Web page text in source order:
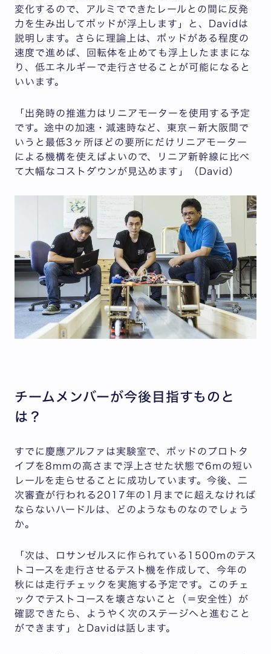
変化するので、アルミでできたレールとの間に反発
力を生み出してポッドが浮上します」と、Davidは
説明します。さらに理論上は、ポッドがある程度の
速度で進めば、回転体を止めても浮上したままにな
り、低エネルギーで走行させることが可能になると
いいます。
「出発時の推進力はリニアモーターを使用する予定
です。途中の加速・減速時など、東京－新大阪間で
いうと最低3ヶ所ほどの要所にだけリニアモーター
による機構を使えばよいので、リニア新幹線に比べ
て大幅なコストダウンが見込めます」（David）
チームメンバーが今後目指すものと
は？
すでに慶應アルファは実験室で、ポッドのプロトタ
イプを8mmの高さまで浮上させた状態で6mの短い
レールを走らせることに成功しています。今後、二
次審査が行われる2017年の1月までに超えなければ
ならないハードルは、どのようなものなのでしょう
か。
「次は、ロサンゼルスに作られている1500mのテス
トコースを走行させるテスト機を作成して、今年の
秋には走行チェックを実施する予定です。このチェ
ックでテストコースを壊さないこと（＝安全性）が
確認できたら、ようやく次のステージへと進むこと
ができます」とDavidは話します。